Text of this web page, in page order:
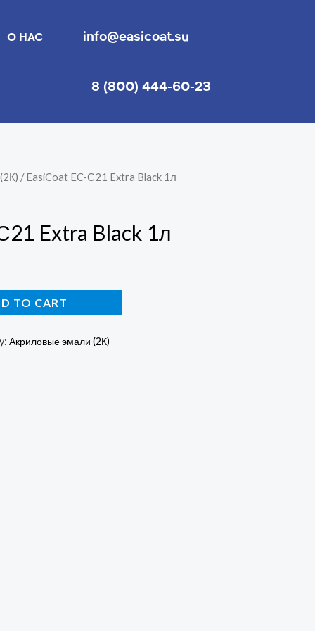
О НАС info@easicoat.su
8 (800) 444-60-23
/ EasiCoat EC-С21 Extra Black 1л
Extra Black 1л
TO CART
Акриловые эмали (2К)